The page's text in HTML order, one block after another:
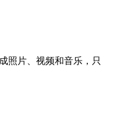
照片、视频和音乐，只